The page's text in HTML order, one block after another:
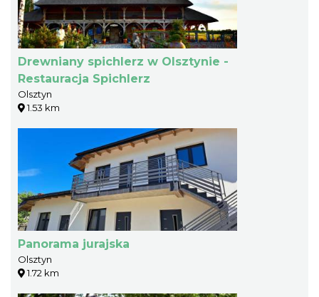
Drewniany spichlerz w Olsztynie -
Restauracja Spichlerz
Olsztyn
1.53 km
Panorama jurajska
Olsztyn
1.72 km